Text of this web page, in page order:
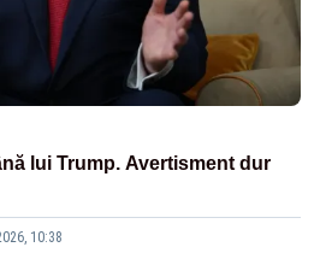
lui Trump. Avertisment dur
10:38